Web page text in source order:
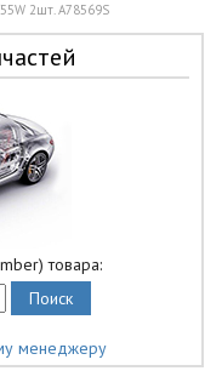
2шт. A78569S
товара:
менеджеру